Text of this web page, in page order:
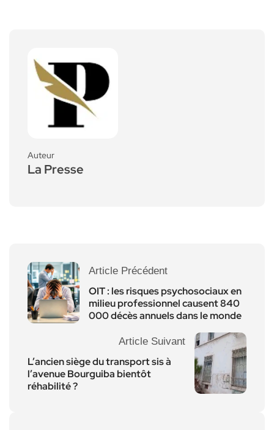
Auteur
La Presse
Article Précédent
OIT : les risques psychosociaux en
milieu professionnel causent 840
000 décès annuels dans le monde
Article Suivant
L’ancien siège du transport sis à
l’avenue Bourguiba bientôt
réhabilité ?